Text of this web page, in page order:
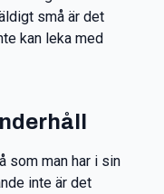
små är det
kan leka med
som man har i sin
inte är det